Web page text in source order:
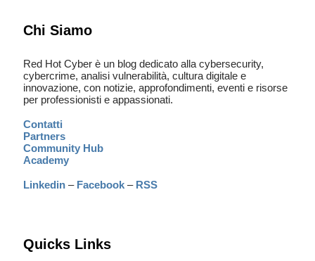
Chi Siamo
Red Hot Cyber è un blog dedicato alla cybersecurity,
cybercrime, analisi vulnerabilità, cultura digitale e
innovazione, con notizie, approfondimenti, eventi e risorse
per professionisti e appassionati.
Contatti
Partners
Community Hub
Academy
Linkedin – Facebook – RSS
Quicks Links